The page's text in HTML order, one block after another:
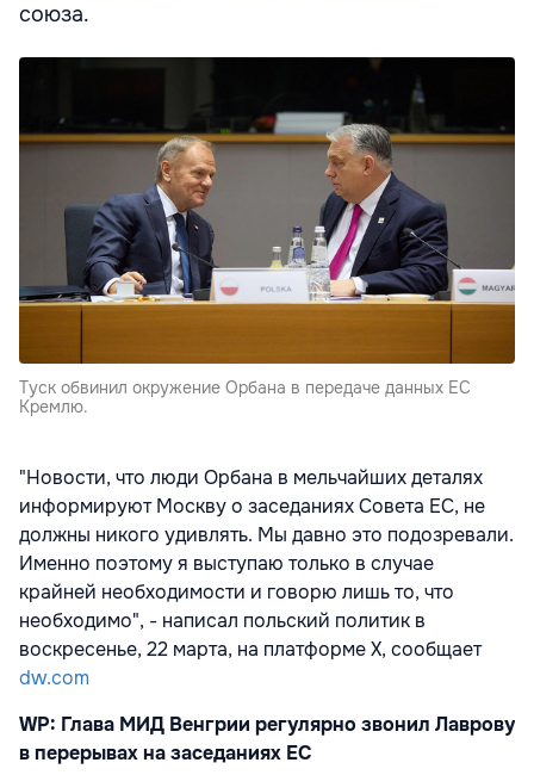
союза.
Туск обвинил окружение Орбана в передаче данных ЕС
Кремлю.
"Новости, что люди Орбана в мельчайших деталях
информируют Москву о заседаниях Совета ЕС, не
должны никого удивлять. Мы давно это подозревали.
Именно поэтому я выступаю только в случае
крайней необходимости и говорю лишь то, что
необходимо", - написал польский политик в
воскресенье, 22 марта, на платформе X, сообщает
dw.com
WP: Глава МИД Венгрии регулярно звонил Лаврову
в перерывах на заседаниях ЕС